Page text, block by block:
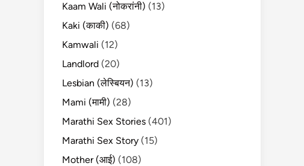
Kaam Wali (नोकरांनी) (13)
Kaki (काकी) (68)
Kamwali (12)
Landlord (20)
Lesbian (लेस्बियन) (13)
Mami (मामी) (28)
Marathi Sex Stories (401)
Marathi Sex Story (15)
Mother (आई) (108)